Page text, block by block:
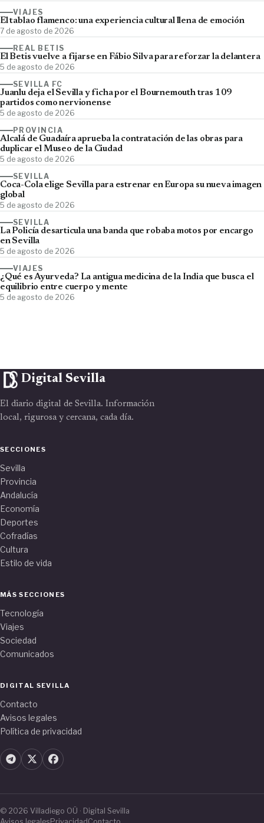
VIAJES
El tablao flamenco: una experiencia cultural llena de emoción
7 de agosto de 2026
REAL BETIS
El Betis vuelve a fijarse en Fábio Silva para reforzar la delantera
5 de agosto de 2026
SEVILLA FC
Juanlu deja el Sevilla y ficha por el Bournemouth tras 109
partidos como nervionense
5 de agosto de 2026
PROVINCIA
Alcalá de Guadaíra aprueba la contratación de las obras para
duplicar el Museo de la Ciudad
5 de agosto de 2026
SEVILLA
Coca-Cola elige Sevilla para estrenar en Europa su nueva imagen
global
5 de agosto de 2026
SEVILLA
La Policía desarticula una banda que robaba motos por encargo
en Sevilla
5 de agosto de 2026
VIAJES
¿Qué es Ayurveda? La antigua medicina de la India que busca el
equilibrio entre cuerpo y mente
5 de agosto de 2026
Digital Sevilla
El diario digital de Sevilla. Información
local, rigurosa y cercana, cada día.
SECCIONES
Sevilla
Provincia
Andalucía
Economía
Deportes
Cofradías
Cultura
Estilo de vida
MÁS SECCIONES
Tecnología
Viajes
Sociedad
Comunicados
DIGITAL SEVILLA
Contacto
Avisos legales
Política de privacidad
© 2026 Villadiego OÜ · Digital Sevilla
Avisos legalesPrivacidadContacto